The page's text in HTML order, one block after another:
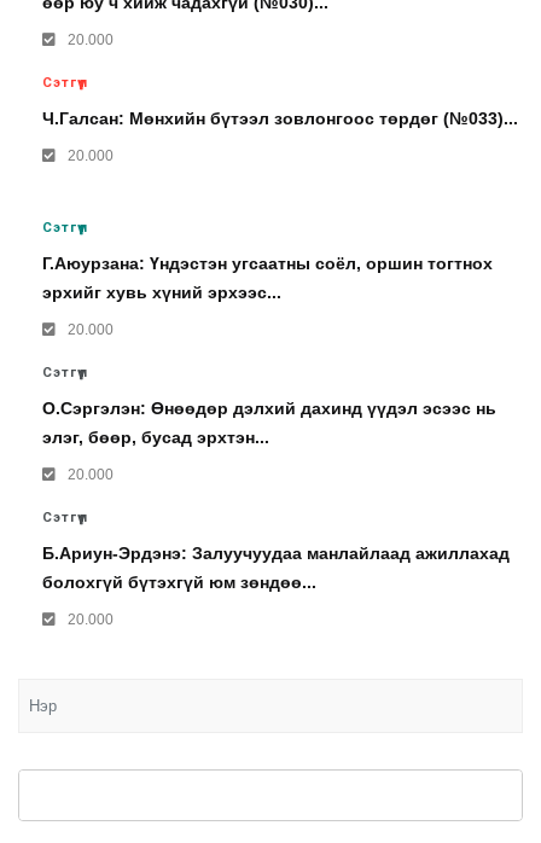
20.000
Сэтгүүл
Ч.Галсан: Мөнхийн бүтээл зовлонгоос төрдөг (№033)...
20.000
Сэтгүүл
Г.Аюурзана: Үндэстэн угсаатны соёл, оршин тогтнох
эрхийг хувь хүний эрхээс...
20.000
Сэтгүүл
О.Сэргэлэн: Өнөөдөр дэлхий дахинд үүдэл эсээс нь
элэг, бөөр, бусад эрхтэн...
20.000
Сэтгүүл
Б.Ариун-Эрдэнэ: Залуучуудаа манлайлаад ажиллахад
болохгүй бүтэхгүй юм зөндөө...
20.000